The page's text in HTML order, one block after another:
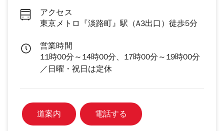
アクセス
東京メトロ『淡路町』駅（A3出口）徒歩5分
営業時間
11時00分～14時00分、17時00分～19時00分
／日曜・祝日は定休
道案内 電話する